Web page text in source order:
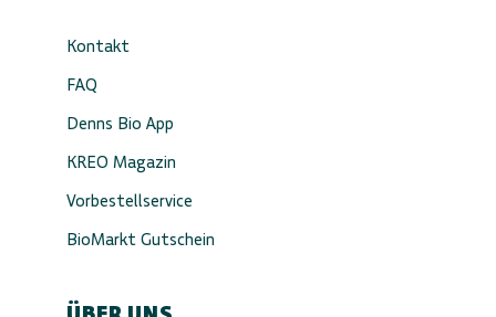
Kontakt
FAQ
Denns Bio App
KREO Magazin
Vorbestellservice
BioMarkt Gutschein